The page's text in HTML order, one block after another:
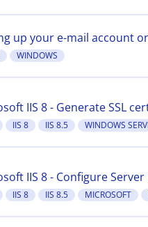
up your e-mail account
WINDOWS
IIS 8 - Generate SSL
IIS 8 IIS 8.5 WINDOWS
IIS 8 - Configure
IIS 8 IIS 8.5 MICROSOFT